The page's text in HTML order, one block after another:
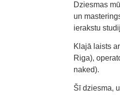
Dziesmas
un
ierakstu
Klajā laists
Riga),
naked).
Šī dziesma,